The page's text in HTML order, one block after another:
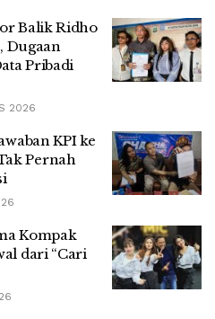
Balik Ridho
Dugaan
Pribadi
2026
KPI ke
Pernah
Kompak
dari “Cari